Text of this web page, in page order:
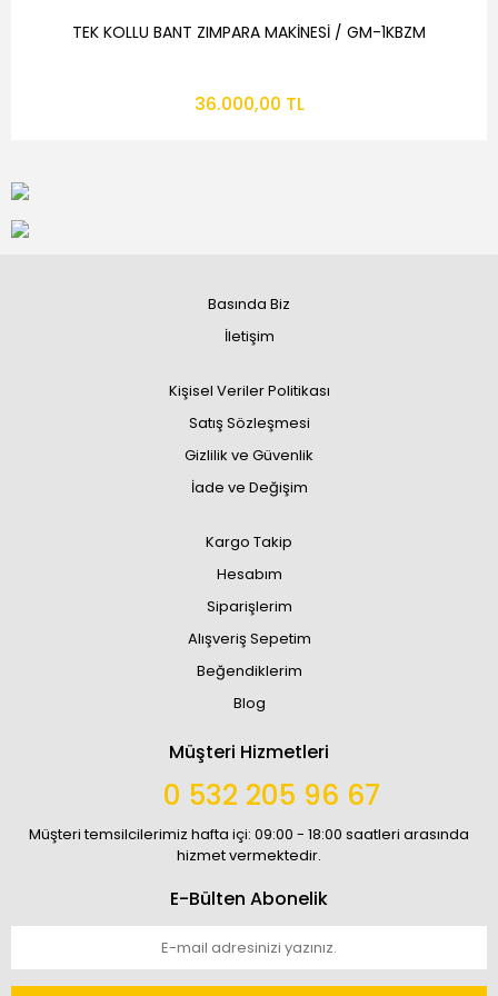
TEK KOLLU BANT ZIMPARA MAKİNESİ / GM-1KBZM
36.000,00 TL
Basında Biz
İletişim
Kişisel Veriler Politikası
Satış Sözleşmesi
Gizlilik ve Güvenlik
İade ve Değişim
Kargo Takip
Hesabım
Siparişlerim
Alışveriş Sepetim
Beğendiklerim
Blog
Müşteri Hizmetleri
0 532 205 96 67
Müşteri temsilcilerimiz hafta içi: 09:00 - 18:00 saatleri arasında
hizmet vermektedir.
E-Bülten Abonelik